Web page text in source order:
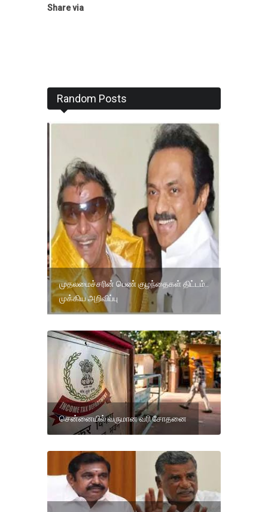
Share via
Random Posts
முதலமைச்சரின் பெண் குழந்தைகள் திட்டம்..
முக்கிய அறிவிப்பு
சென்னையில் வருமான வரி சோதனை